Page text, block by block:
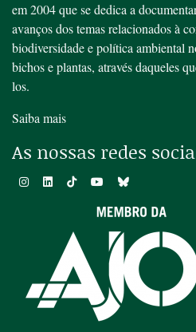
em 2004 que se dedica a
avanços dos temas relacionados à
biodiversidade e política ambiental
bichos e plantas, através daqueles
los.
Saiba mais
As nossas redes